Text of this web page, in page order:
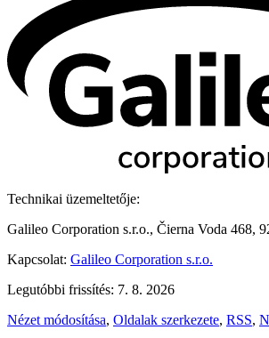
Technikai üzemeltetője:
Galileo Corporation s.r.o., Čierna Voda 468,
Kapcsolat: Galileo Corporation s.r.o.
Legutóbbi frissítés: 7. 8. 2026
Nézet módosítása, Oldalak szerkezete, RSS,